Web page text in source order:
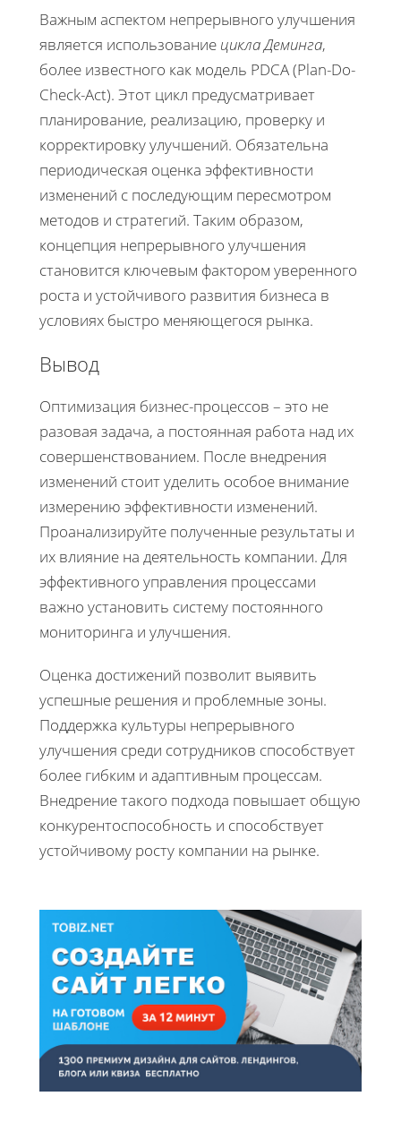
Важным аспектом непрерывного улучшения
является использование цикла Деминга,
более известного как модель PDCA (Plan-Do-
Check-Act). Этот цикл предусматривает
планирование, реализацию, проверку и
корректировку улучшений. Обязательна
периодическая оценка эффективности
изменений с последующим пересмотром
методов и стратегий. Таким образом,
концепция непрерывного улучшения
становится ключевым фактором уверенного
роста и устойчивого развития бизнеса в
условиях быстро меняющегося рынка.
Вывод
Оптимизация бизнес-процессов – это не
разовая задача, а постоянная работа над их
совершенствованием. После внедрения
изменений стоит уделить особое внимание
измерению эффективности изменений.
Проанализируйте полученные результаты и
их влияние на деятельность компании. Для
эффективного управления процессами
важно установить систему постоянного
мониторинга и улучшения.
Оценка достижений позволит выявить
успешные решения и проблемные зоны.
Поддержка культуры непрерывного
улучшения среди сотрудников способствует
более гибким и адаптивным процессам.
Внедрение такого подхода повышает общую
конкурентоспособность и способствует
устойчивому росту компании на рынке.